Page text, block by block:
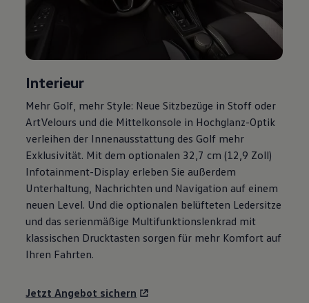
R-Kollektion
#wedriveproud
myVolkswagen
Service und Ersatzteile
Inspektion und HU/AU
Reparaturen und Checks
Motorenöl und Flüssigkeiten
Räder und Reifen
Pannen- und Unfallhilfe
Economy Service
Volkswagen Teile
Zubehör
Modellspezifisches Zubehör
Schutz und Pflege
Transport
Entertainment und Elektronik
Digitale Extras
Interieur
Mehr Golf , mehr Style: Neue Sitzbezüge in Stoff oder
ArtVelours und die Mittelkonsole in Hochglanz-Optik
verleihen der Innenausstattung des Golf mehr
Exklusivität. Mit dem optionalen 32,7 cm (12,9 Zoll)
Infotainment-Display erleben Sie außerdem
Unterhaltung, Nachrichten und Navigation auf einem
neuen Level. Und die optionalen belüfteten Ledersitze
und das serienmäßige Multifunktionslenkrad mit
klassischen Drucktasten sorgen für mehr Komfort auf
Ihren Fahrten.
Jetzt Angebot sichern